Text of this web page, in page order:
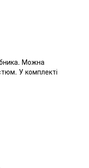
Можна
У комплекті